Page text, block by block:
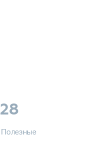
28
Полезные